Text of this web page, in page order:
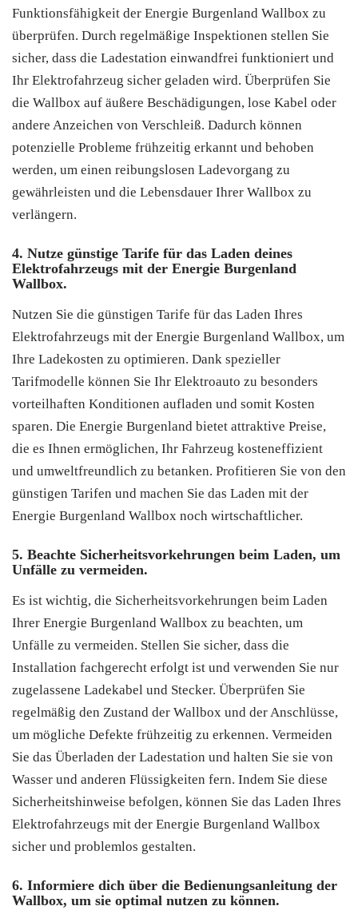
Funktionsfähigkeit der Energie Burgenland Wallbox zu
überprüfen. Durch regelmäßige Inspektionen stellen Sie
sicher, dass die Ladestation einwandfrei funktioniert und
Ihr Elektrofahrzeug sicher geladen wird. Überprüfen Sie
die Wallbox auf äußere Beschädigungen, lose Kabel oder
andere Anzeichen von Verschleiß. Dadurch können
potenzielle Probleme frühzeitig erkannt und behoben
werden, um einen reibungslosen Ladevorgang zu
gewährleisten und die Lebensdauer Ihrer Wallbox zu
verlängern.
4. Nutze günstige Tarife für das Laden deines
Elektrofahrzeugs mit der Energie Burgenland
Wallbox.
Nutzen Sie die günstigen Tarife für das Laden Ihres
Elektrofahrzeugs mit der Energie Burgenland Wallbox, um
Ihre Ladekosten zu optimieren. Dank spezieller
Tarifmodelle können Sie Ihr Elektroauto zu besonders
vorteilhaften Konditionen aufladen und somit Kosten
sparen. Die Energie Burgenland bietet attraktive Preise,
die es Ihnen ermöglichen, Ihr Fahrzeug kosteneffizient
und umweltfreundlich zu betanken. Profitieren Sie von den
günstigen Tarifen und machen Sie das Laden mit der
Energie Burgenland Wallbox noch wirtschaftlicher.
5. Beachte Sicherheitsvorkehrungen beim Laden, um
Unfälle zu vermeiden.
Es ist wichtig, die Sicherheitsvorkehrungen beim Laden
Ihrer Energie Burgenland Wallbox zu beachten, um
Unfälle zu vermeiden. Stellen Sie sicher, dass die
Installation fachgerecht erfolgt ist und verwenden Sie nur
zugelassene Ladekabel und Stecker. Überprüfen Sie
regelmäßig den Zustand der Wallbox und der Anschlüsse,
um mögliche Defekte frühzeitig zu erkennen. Vermeiden
Sie das Überladen der Ladestation und halten Sie sie von
Wasser und anderen Flüssigkeiten fern. Indem Sie diese
Sicherheitshinweise befolgen, können Sie das Laden Ihres
Elektrofahrzeugs mit der Energie Burgenland Wallbox
sicher und problemlos gestalten.
6. Informiere dich über die Bedienungsanleitung der
Wallbox, um sie optimal nutzen zu können.